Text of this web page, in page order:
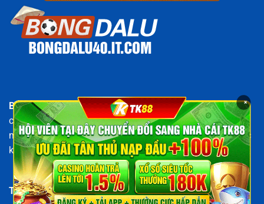
Bongdalu40là cổng thông tin bóng đá hàng đầu, chuyên
cập nhật tỷ số, kết quả, lịch thi đấu và tỷ lệ kèo trực tuyến
mới nhất. Tất cả dữ liệu trênBongdalu40.it.comđều được
kiểm duyệt kỹ lưỡng, đảm bảo độ chính xác tuyệt đối.
THÔNG TIN
×